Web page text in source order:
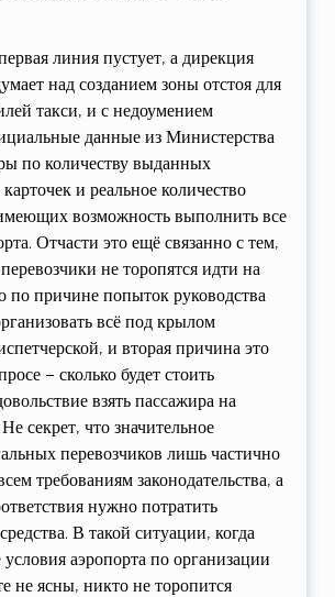
линия пустует, а дирекция
над созданием зоны отстоя для
такси, и с недоумением
данные из Министерства
по количеству выданных
и реальное количество
возможность выполнить все
Отчасти это ещё связанно с тем,
не торопятся идти на
по причине попыток руководства
всё под крылом
и вторая причина это
– сколько будет стоить
взять пассажира на
секрет, что значительное
перевозчиков лишь частично
требованиям законодательства, а
нужно потратить
В такой ситуации, когда
аэропорта по организации
не ясны, никто не торопится